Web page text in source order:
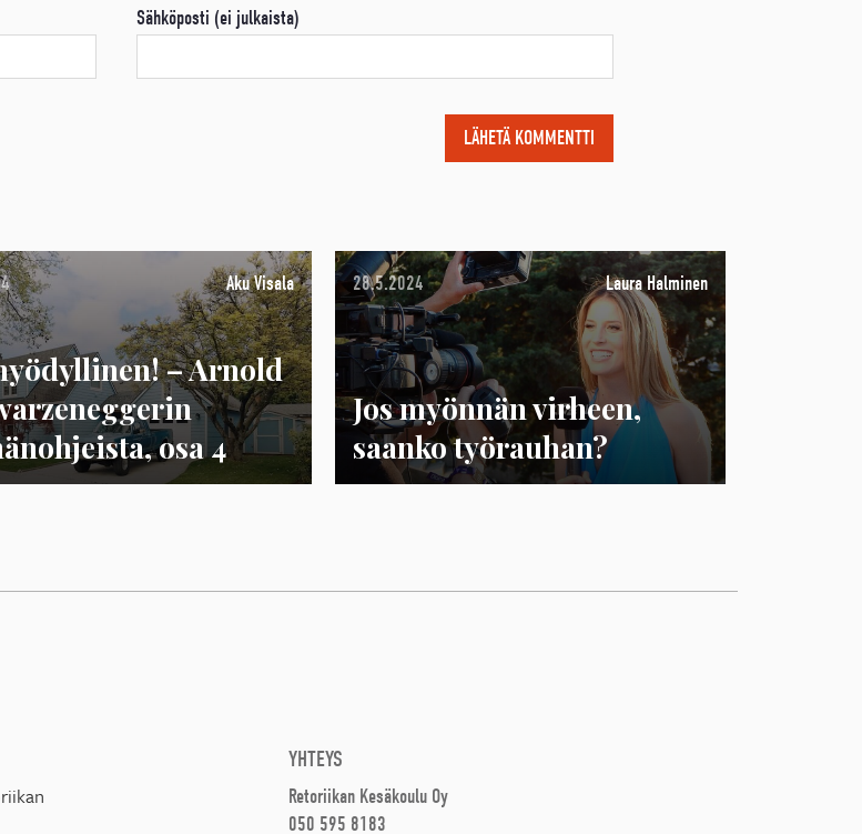
Sähköposti (ei julkaista)
Aku Visala
– Arnold
osa 4
28.5.2024 Laura Halminen
Jos myönnän virheen,
saanko työrauhan?
YHTEYS
Retoriikan Kesäkoulu Oy
050 595 8183